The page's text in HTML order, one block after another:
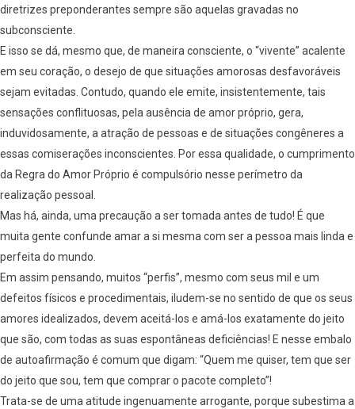
diretrizes preponderantes sempre são aquelas gravadas no
subconsciente.
E isso se dá, mesmo que, de maneira consciente, o “vivente” acalente
em seu coração, o desejo de que situações amorosas desfavoráveis
sejam evitadas. Contudo, quando ele emite, insistentemente, tais
sensações conflituosas, pela ausência de amor próprio, gera,
induvidosamente, a atração de pessoas e de situações congêneres a
essas comiserações inconscientes. Por essa qualidade, o cumprimento
da Regra do Amor Próprio é compulsório nesse perímetro da
realização pessoal.
Mas há, ainda, uma precaução a ser tomada antes de tudo! É que
muita gente confunde amar a si mesma com ser a pessoa mais linda e
perfeita do mundo.
Em assim pensando, muitos “perfis”, mesmo com seus mil e um
defeitos físicos e procedimentais, iludem-se no sentido de que os seus
amores idealizados, devem aceitá-los e amá-los exatamente do jeito
que são, com todas as suas espontâneas deficiências! E nesse embalo
de autoafirmação é comum que digam: “Quem me quiser, tem que ser
do jeito que sou, tem que comprar o pacote completo”!
Trata-se de uma atitude ingenuamente arrogante, porque subestima a